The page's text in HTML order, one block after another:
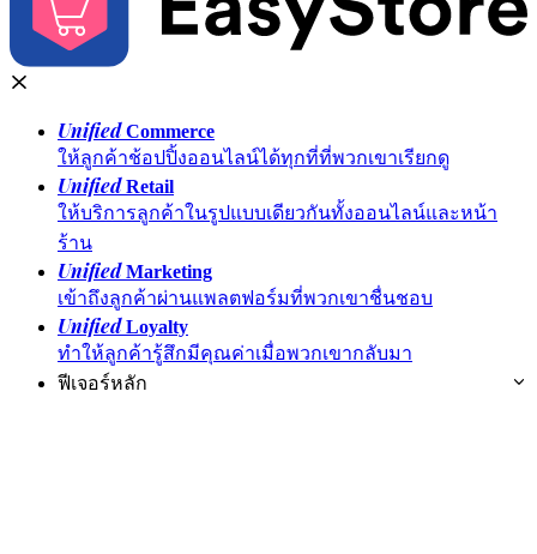
UnifiedCommerce
ให้ลูกค้าช้อปปิ้งออนไลน์ได้ทุกที่ที่พวกเขาเรียกดู
UnifiedRetail
ให้บริการลูกค้าในรูปแบบเดียวกันทั้งออนไลน์และหน้า
ร้าน
UnifiedMarketing
เข้าถึงลูกค้าผ่านแพลตฟอร์มที่พวกเขาชื่นชอบ
UnifiedLoyalty
ทำให้ลูกค้ารู้สึกมีคุณค่าเมื่อพวกเขากลับมา
ฟีเจอร์หลัก